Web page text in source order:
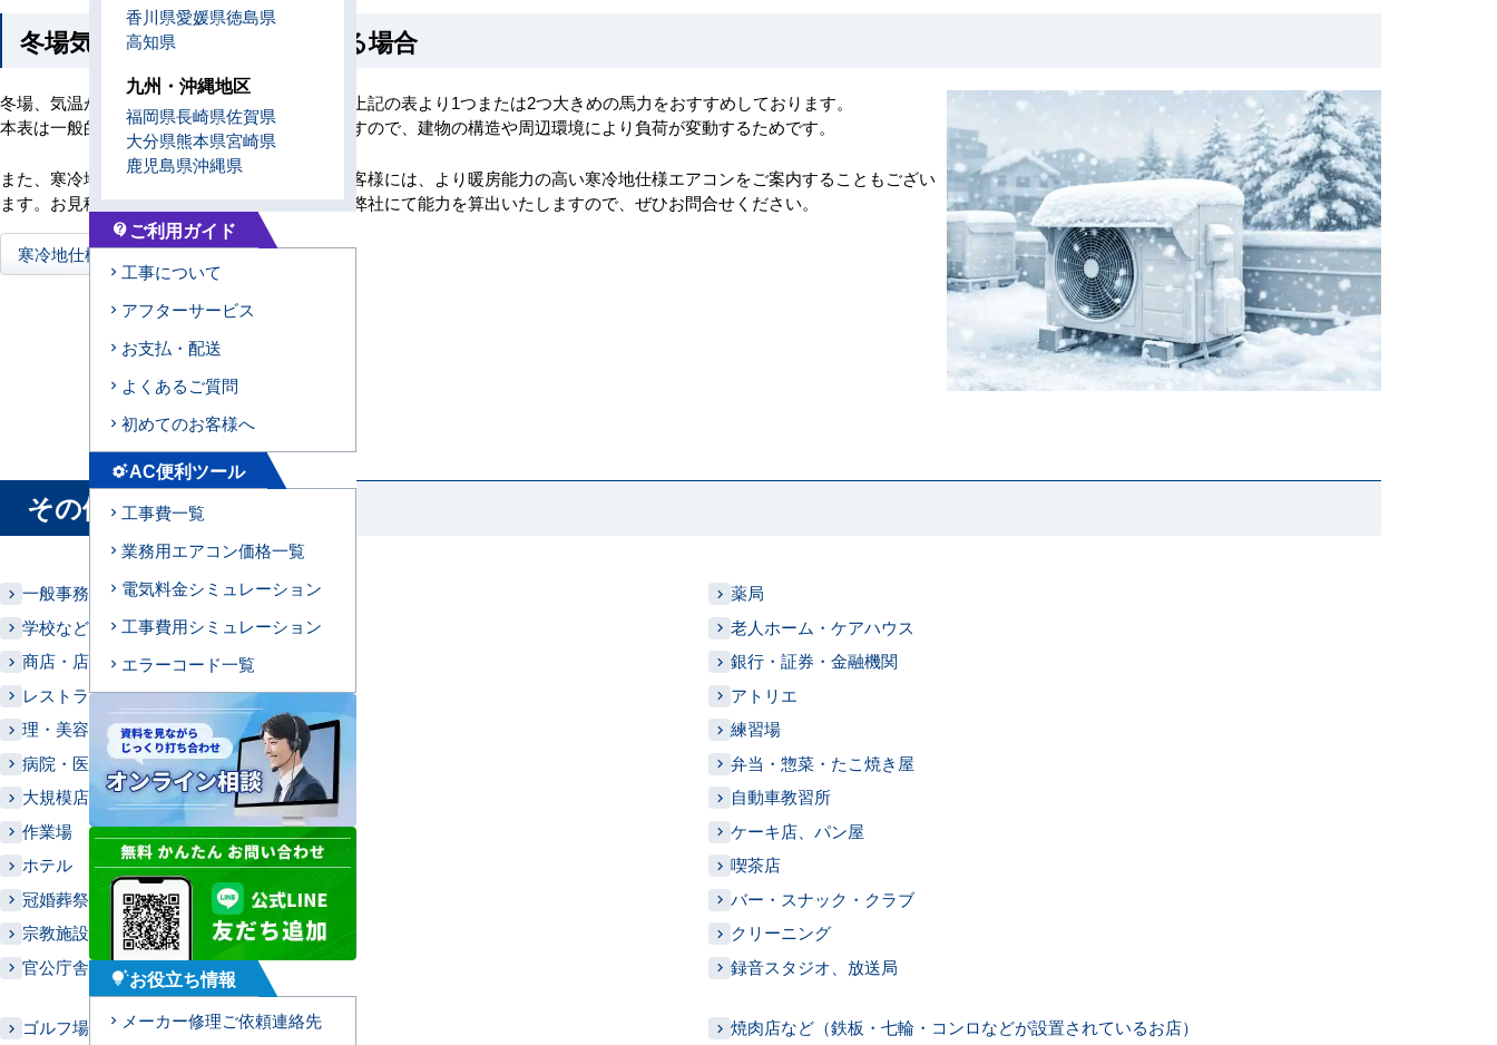
冬場気温の低い地域に設置する場合
冬場、気温が低くなる地域に設置する場合は、上記の表より1つまたは2つ大きめの馬力をおすすめしております。
本表は一般的な地域に設置した場合の参考値ですので、建物の構造や周辺環境により負荷が変動するためです。
また、寒冷地（北海道・東北・北陸など）のお客様には、より暖房能力の高い寒冷地仕様エアコンをご案内することもござい
ます。お見積りご希望の場合は、現場調査の上弊社にて能力を算出いたしますので、ぜひお問合せください。
寒冷地仕様エアコンについてはこちら
その他の業種はこちら
一般事務所
学校などの教育機関
商店・店舗
レストラン
理・美容室
病院・医院・診療所
大規模店舗・デパート
作業場
ホテル
冠婚葬祭施設（結婚式場・葬儀場など）
宗教施設（お寺・神社・教会など）
官公庁舎
薬局
老人ホーム・ケアハウス
銀行・証券・金融機関
アトリエ
練習場
弁当・惣菜・たこ焼き屋
自動車教習所
ケーキ店、パン屋
喫茶店
バー・スナック・クラブ
クリーニング
録音スタジオ、放送局
ゴルフ場
焼肉店など（鉄板・七輪・コンロなどが設置されているお店）
香川県愛媛県徳島県
高知県
九州・沖縄地区
福岡県長崎県佐賀県
大分県熊本県宮崎県
鹿児島県沖縄県
contact_support ご利用ガイド
工事について
アフターサービス
お支払・配送
よくあるご質問
初めてのお客様へ
settings_suggestAC便利ツール
工事費一覧
業務用エアコン価格一覧
電気料金シミュレーション
工事費用シミュレーション
エラーコード一覧
tips_and_updatesお役立ち情報
メーカー修理ご依頼連絡先